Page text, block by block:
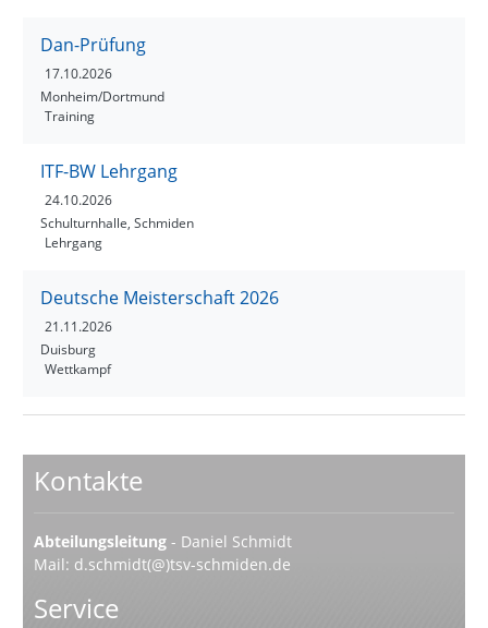
Dan-Prüfung
17.10.2026
Monheim/Dortmund
Training
ITF-BW Lehrgang
24.10.2026
Schulturnhalle, Schmiden
Lehrgang
Deutsche Meisterschaft 2026
21.11.2026
Duisburg
Wettkampf
Kontakte
Abteilungsleitung - Daniel Schmidt
Mail: d.schmidt(@)tsv-schmiden.de
Service